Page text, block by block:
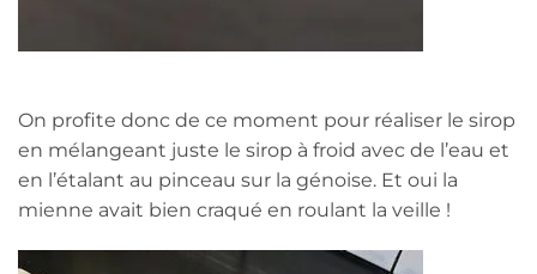
On profite donc de ce moment pour réaliser le sirop
en mélangeant juste le sirop à froid avec de l’eau et
en l’étalant au pinceau sur la génoise. Et oui la
mienne avait bien craqué en roulant la veille !